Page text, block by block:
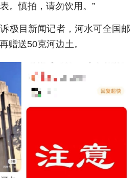
。慎拍，请勿饮用。”
极目新闻记者，河水可全国邮
赠送50克河边土。